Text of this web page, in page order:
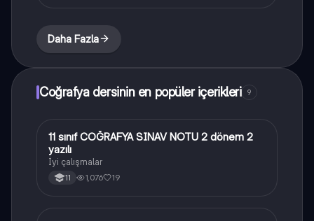
Daha Fazla
Coğrafya dersinin en popüler içerikleri 9
Coğrafya
11 sınıf COĞRAFYA SINAV NOTU 2 dönem 2
yazılı
İyi çalışmalar
11 1,076 19